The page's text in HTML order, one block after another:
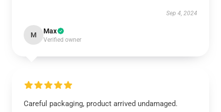
Sep 4, 2024
M Max
Verified owner
Careful packaging, product arrived undamaged.